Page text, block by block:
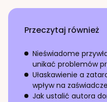
Przeczytaj również
Nieświadome
unikać problemów
Ułaskawienie a
wpływ na
Jak ustalić autora